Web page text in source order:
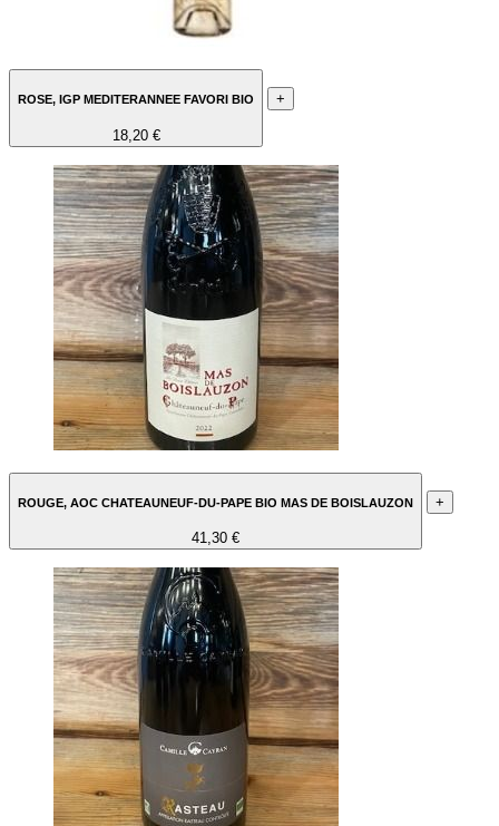
ROSE, IGP MEDITERANNEE FAVORI BIO
18,20 €
+
ROUGE, AOC CHATEAUNEUF-DU-PAPE BIO MAS DE BOISLAUZON
41,30 €
+